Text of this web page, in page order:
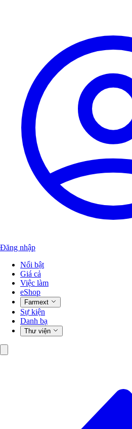
Đăng nhập
Nổi bật
Giá cả
Việc làm
eShop
Farmext
Sự kiện
Danh bạ
Thư viện